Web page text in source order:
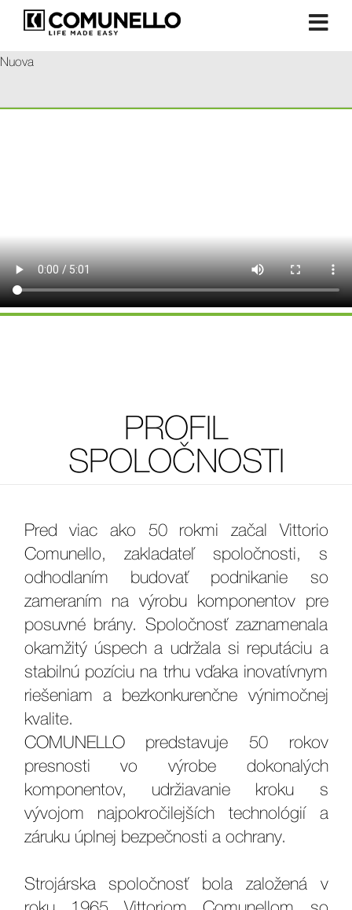
Nuova
PROFIL
SPOLOČNOSTI
Pred viac ako 50 rokmi začal Vittorio
Comunello, zakladateľ spoločnosti, s
odhodlaním budovať podnikanie so
zameraním na výrobu komponentov pre
posuvné brány. Spoločnosť zaznamenala
okamžitý úspech a udržala si reputáciu a
stabilnú pozíciu na trhu vďaka inovatívnym
riešeniam a bezkonkurenčne výnimočnej
kvalite.
COMUNELLO predstavuje 50 rokov
presnosti vo výrobe dokonalých
komponentov, udržiavanie kroku s
vývojom najpokročilejších technológií a
záruku úplnej bezpečnosti a ochrany.
Strojárska spoločnosť bola založená v